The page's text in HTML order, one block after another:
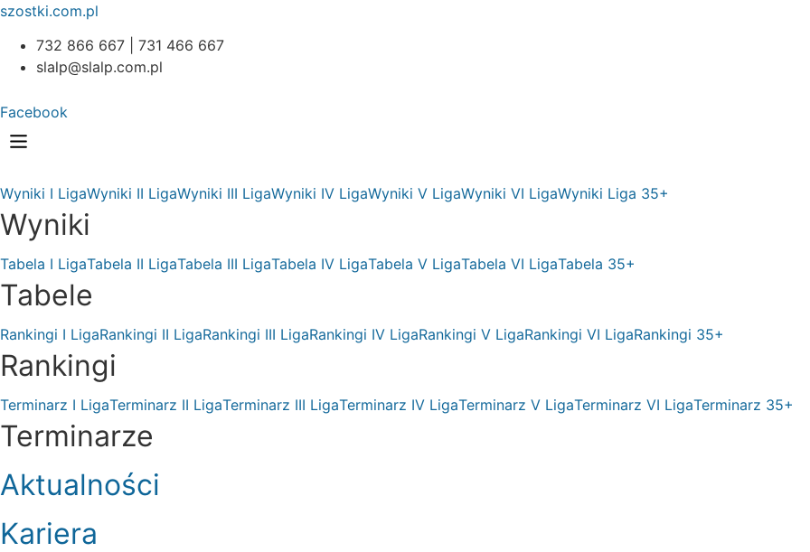
szostki.com.pl
732 866 667 | 731 466 667
slalp@slalp.com.pl
Facebook
Wyniki I LigaWyniki II LigaWyniki III LigaWyniki IV LigaWyniki V LigaWyniki VI LigaWyniki Liga 35+
Wyniki
Tabela I LigaTabela II LigaTabela III LigaTabela IV LigaTabela V LigaTabela VI LigaTabela 35+
Tabele
Rankingi I LigaRankingi II LigaRankingi III LigaRankingi IV LigaRankingi V LigaRankingi VI LigaRankingi 35+
Rankingi
Terminarz I LigaTerminarz II LigaTerminarz III LigaTerminarz IV LigaTerminarz V LigaTerminarz VI LigaTerminarz 35+
Terminarze
Aktualności
Kariera